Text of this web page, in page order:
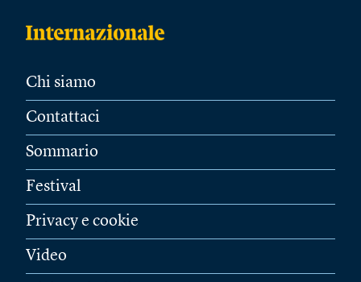
Chi siamo
Contattaci
Sommario
Festival
Privacy e cookie
Video